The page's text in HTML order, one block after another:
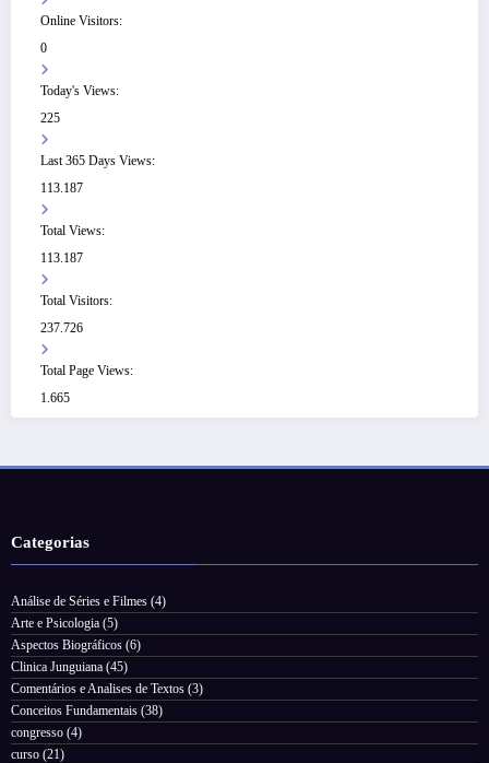
Online Visitors:
0
Today's Views:
225
Last 365 Days Views:
113.187
Total Views:
113.187
Total Visitors:
237.726
Total Page Views:
1.665
Categorias
Análise de Séries e Filmes (4)
Arte e Psicologia (5)
Aspectos Biográficos (6)
Clinica Junguiana (45)
Comentários e Analises de Textos (3)
Conceitos Fundamentais (38)
congresso (4)
curso (21)